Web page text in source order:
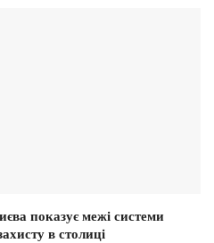
показує межі системи
в столиці